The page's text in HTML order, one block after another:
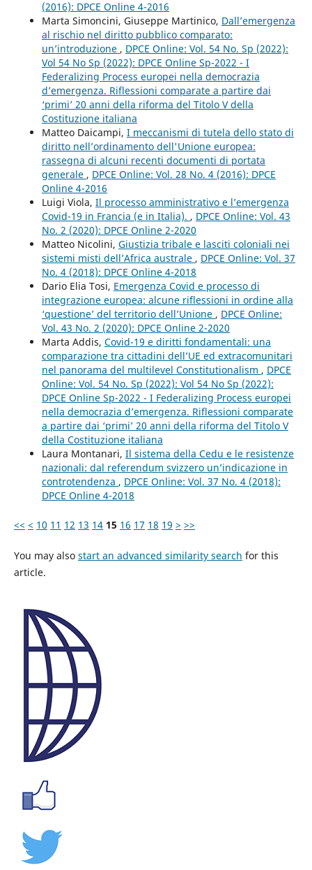
(2016): DPCE Online 4-2016
Marta Simoncini, Giuseppe Martinico, Dall’emergenza
al rischio nel diritto pubblico comparato:
un’introduzione , DPCE Online: Vol. 54 No. Sp (2022):
Vol 54 No Sp (2022): DPCE Online Sp-2022 - I
Federalizing Process europei nella democrazia
d’emergenza. Riflessioni comparate a partire dai
‘primi’ 20 anni della riforma del Titolo V della
Costituzione italiana
Matteo Daicampi, I meccanismi di tutela dello stato di
diritto nell’ordinamento dell'Unione europea:
rassegna di alcuni recenti documenti di portata
generale , DPCE Online: Vol. 28 No. 4 (2016): DPCE
Online 4-2016
Luigi Viola, Il processo amministrativo e l’emergenza
Covid-19 in Francia (e in Italia). , DPCE Online: Vol. 43
No. 2 (2020): DPCE Online 2-2020
Matteo Nicolini, Giustizia tribale e lasciti coloniali nei
sistemi misti dell’Africa australe , DPCE Online: Vol. 37
No. 4 (2018): DPCE Online 4-2018
Dario Elia Tosi, Emergenza Covid e processo di
integrazione europea: alcune riflessioni in ordine alla
‘questione’ del territorio dell’Unione , DPCE Online:
Vol. 43 No. 2 (2020): DPCE Online 2-2020
Marta Addis, Covid-19 e diritti fondamentali: una
comparazione tra cittadini dell’UE ed extracomunitari
nel panorama del multilevel Constitutionalism , DPCE
Online: Vol. 54 No. Sp (2022): Vol 54 No Sp (2022):
DPCE Online Sp-2022 - I Federalizing Process europei
nella democrazia d’emergenza. Riflessioni comparate
a partire dai ‘primi’ 20 anni della riforma del Titolo V
della Costituzione italiana
Laura Montanari, Il sistema della Cedu e le resistenze
nazionali: dal referendum svizzero un’indicazione in
controtendenza , DPCE Online: Vol. 37 No. 4 (2018):
DPCE Online 4-2018
<< < 10 11 12 13 14 15 16 17 18 19 > >>
You may also start an advanced similarity search for this
article.